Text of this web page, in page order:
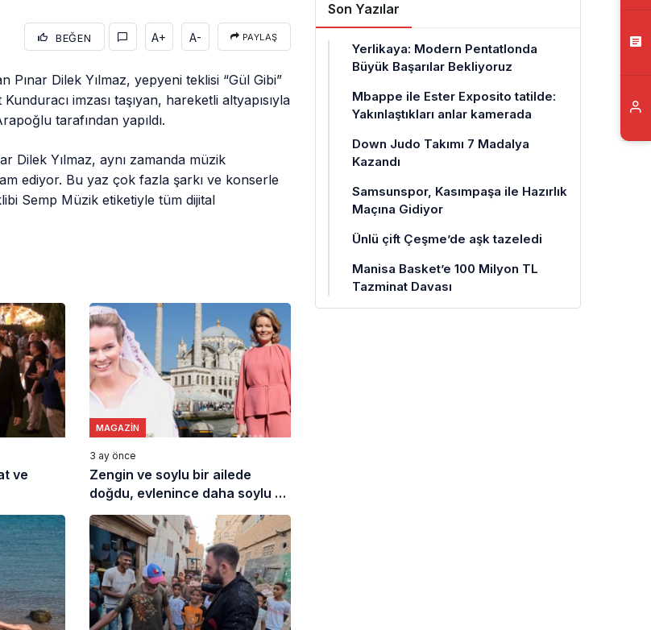
BEĞEN A+ A- PAYLAŞ
Pınar Dilek Yılmaz, yepyeni teklisi “Gül Gibi”
imzası taşıyan, hareketli altyapısıyla
tarafından yapıldı.
Dilek Yılmaz, aynı zamanda müzik
ediyor. Bu yaz çok fazla şarkı ve konserle
Semp Müzik etiketiyle tüm dijital
ve
MAGAZIN
3 ay önce
Zengin ve soylu bir ailede
doğdu, evlenince daha soylu ve
daha zengin oldu: Ortaköy
hatırası
Son Yazılar
Yerlikaya: Modern Pentatlonda
Büyük Başarılar Bekliyoruz
Mbappe ile Ester Exposito tatilde:
Yakınlaştıkları anlar kamerada
Down Judo Takımı 7 Madalya
Kazandı
Samsunspor, Kasımpaşa ile Hazırlık
Maçına Gidiyor
Ünlü çift Çeşme’de aşk tazeledi
Manisa Basket’e 100 Milyon TL
Tazminat Davası